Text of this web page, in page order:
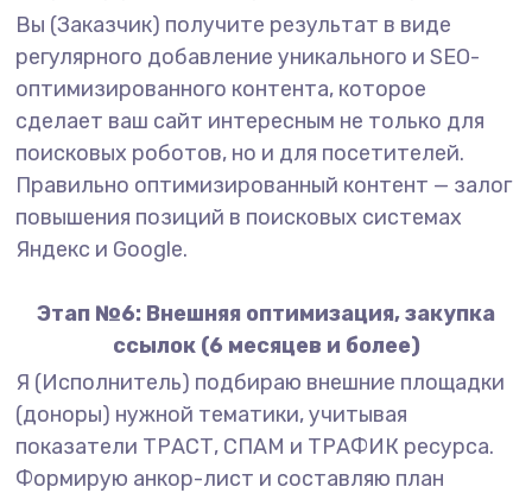
Вы (Заказчик) получите результат в виде
регулярного добавление уникального и SEO-
оптимизированного контента, которое
сделает ваш сайт интересным не только для
поисковых роботов, но и для посетителей.
Правильно оптимизированный контент — залог
повышения позиций в поисковых системах
Яндекс и Google.
Этап №6: Внешняя оптимизация, закупка
ссылок (6 месяцев и более)
Я (Исполнитель) подбираю внешние площадки
(доноры) нужной тематики, учитывая
показатели ТРАСТ, СПАМ и ТРАФИК ресурса.
Формирую анкор-лист и составляю план